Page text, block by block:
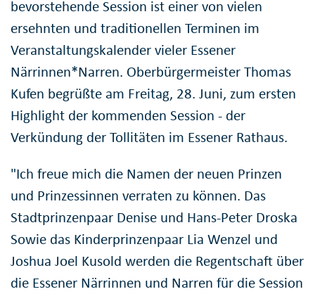
bevorstehende Session ist einer von vielen
ersehnten und traditionellen Terminen im
Veranstaltungskalender vieler Essener
Närrinnen*Narren. Oberbürgermeister Thomas
Kufen begrüßte am Freitag, 28. Juni, zum ersten
Highlight der kommenden Session - der
Verkündung der Tollitäten im Essener Rathaus.
"Ich freue mich die Namen der neuen Prinzen
und Prinzessinnen verraten zu können. Das
Stadtprinzenpaar Denise und Hans-Peter Droska
Sowie das Kinderprinzenpaar Lia Wenzel und
Joshua Joel Kusold werden die Regentschaft über
die Essener Närrinnen und Narren für die Session